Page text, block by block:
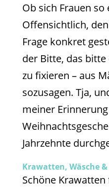
Ob sich Frauen so
Offensichtlich,
Frage konkret
der Bitte, das
zu fixieren – aus
sozusagen. Tja,
meiner
Jahrzehnte
Krawatten, Wäsche &
Schöne